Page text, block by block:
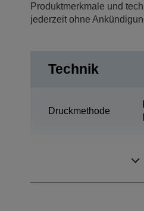
Produktmerkmale und
jederzeit ohne
Technik
Druckmethode